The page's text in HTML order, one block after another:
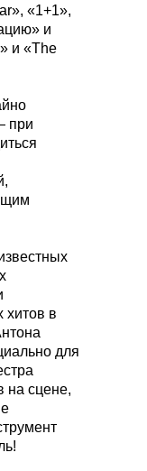
«1+1»,
и
и «The
при
хитов в
для
на сцене,